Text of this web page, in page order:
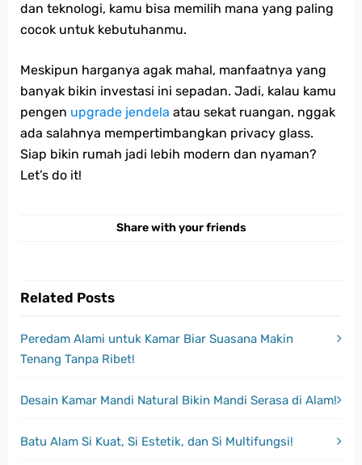
dan teknologi, kamu bisa memilih mana yang paling
cocok untuk kebutuhanmu.
Meskipun harganya agak mahal, manfaatnya yang
banyak bikin investasi ini sepadan. Jadi, kalau kamu
pengen upgrade jendela atau sekat ruangan, nggak
ada salahnya mempertimbangkan privacy glass.
Siap bikin rumah jadi lebih modern dan nyaman?
Let’s do it!
Share with your friends
Related Posts
Peredam Alami untuk Kamar Biar Suasana Makin
Tenang Tanpa Ribet!
Desain Kamar Mandi Natural Bikin Mandi Serasa di Alam!
Batu Alam Si Kuat, Si Estetik, dan Si Multifungsi!